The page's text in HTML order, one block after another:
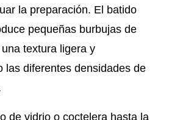
la preparación. El batido
pequeñas burbujas de
textura ligera y
las diferentes densidades de
de vidrio o coctelera hasta la